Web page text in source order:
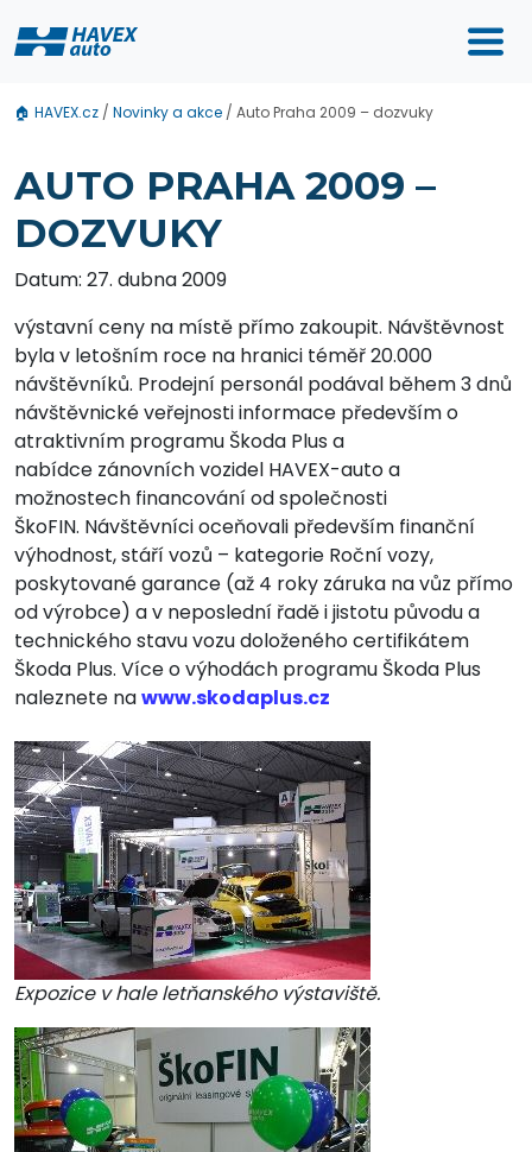
🏠 HAVEX.cz / Novinky a akce / Auto Praha 2009 – dozvuky
AUTO PRAHA 2009 –
DOZVUKY
Datum: 27. dubna 2009
výstavní ceny na místě přímo zakoupit. Návštěvnost
byla v letošním roce na hranici téměř 20.000
návštěvníků. Prodejní personál podával během 3 dnů
návštěvnické veřejnosti informace především o
atraktivním programu Škoda Plus a
nabídce zánovních vozidel HAVEX-auto a
možnostech financování od společnosti
ŠkoFIN. Návštěvníci oceňovali především finanční
výhodnost, stáří vozů – kategorie Roční vozy,
poskytované garance (až 4 roky záruka na vůz přímo
od výrobce) a v neposlední řadě i jistotu původu a
technického stavu vozu doloženého certifikátem
Škoda Plus. Více o výhodách programu Škoda Plus
naleznete nawww.skodaplus.cz
Expozice v hale letňanského výstaviště.